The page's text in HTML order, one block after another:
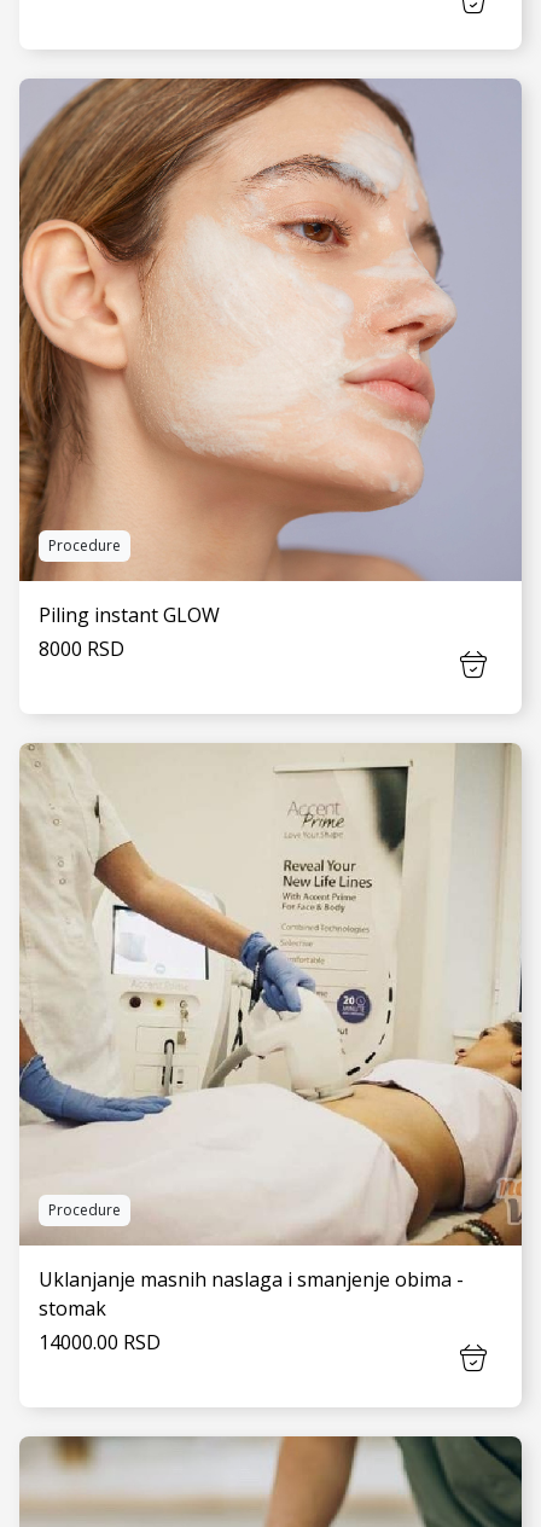
VIDI JOŠ
VIDI JOŠ
Procedure
Piling instant GLOW
8000 RSD
VIDI JOŠ
Procedure
Uklanjanje masnih naslaga i smanjenje obima -
stomak
14000.00 RSD